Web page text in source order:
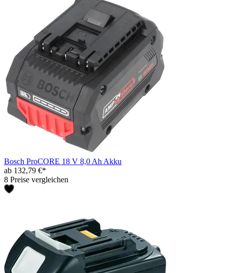
Bosch ProCORE 18 V 8,0 Ah Akku
ab 132,79 €*
8 Preise vergleichen